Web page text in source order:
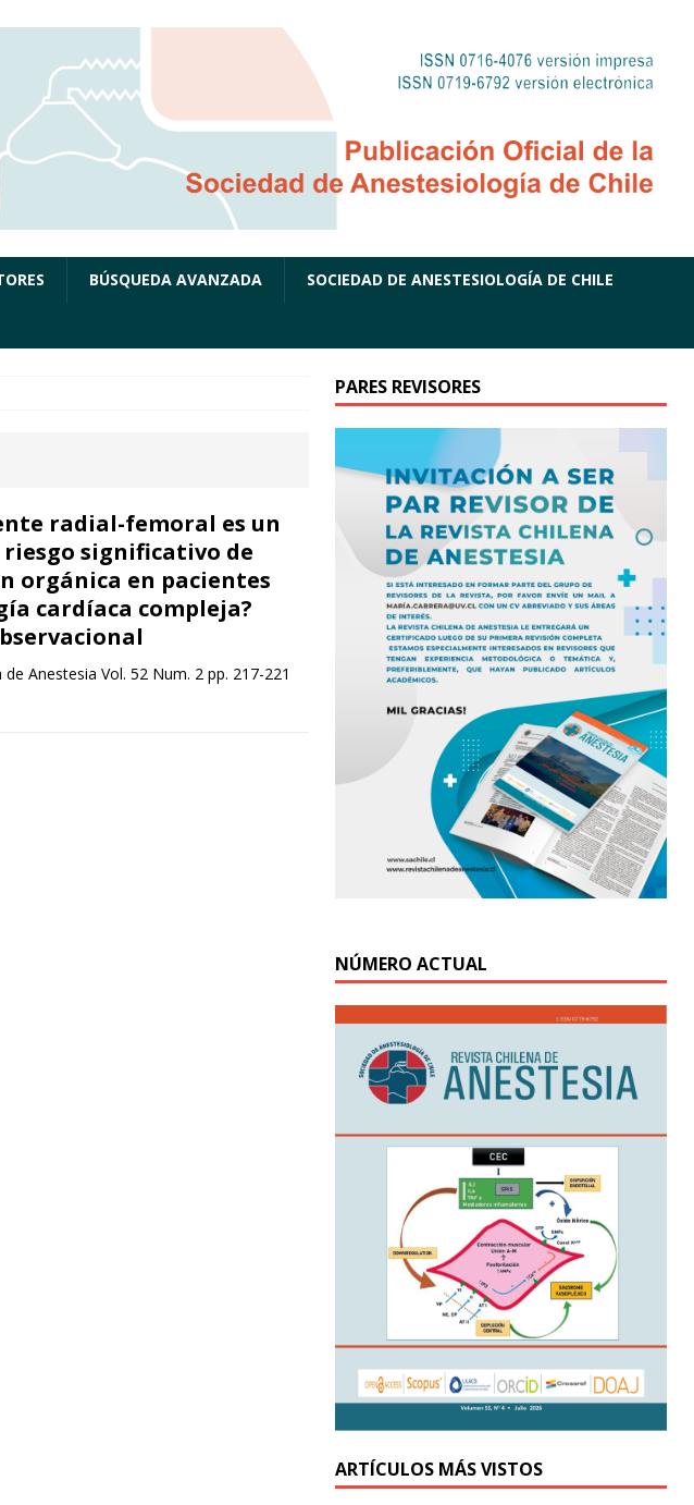
BÚSQUEDA AVANZADA SOCIEDAD DE ANESTESIOLOGÍA DE CHILE
radial-femoral es un
significativo de
orgánica en pacientes
cardíaca compleja?
de Anestesia Vol. 52 Num. 2 pp. 217-221
PARES REVISORES
NÚMERO ACTUAL
ARTÍCULOS MÁS VISTOS